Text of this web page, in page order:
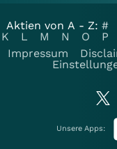
Aktien von A - Z: #
K
L M N O P
Impressum
Unsere Apps: